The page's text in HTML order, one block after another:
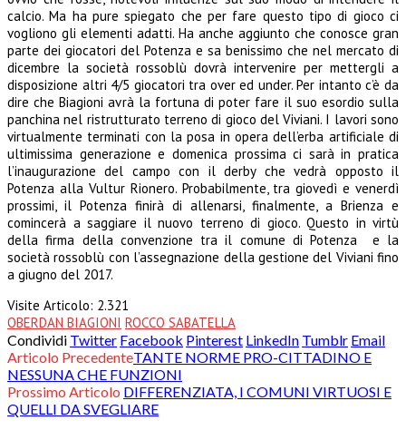
calcio. Ma ha pure spiegato che per fare questo tipo di gioco ci
vogliono gli elementi adatti. Ha anche aggiunto che conosce gran
parte dei giocatori del Potenza e sa benissimo che nel mercato di
dicembre la società rossoblù dovrà intervenire per mettergli a
disposizione altri 4/5 giocatori tra over ed under. Per intanto c’è da
dire che Biagioni avrà la fortuna di poter fare il suo esordio sulla
panchina nel ristrutturato terreno di gioco del Viviani. I lavori sono
virtualmente terminati con la posa in opera dell’erba artificiale di
ultimissima generazione e domenica prossima ci sarà in pratica
l’inaugurazione del campo con il derby che vedrà opposto il
Potenza alla Vultur Rionero. Probabilmente, tra giovedì e venerdì
prossimi, il Potenza finirà di allenarsi, finalmente, a Brienza e
comincerà a saggiare il nuovo terreno di gioco. Questo in virtù
della firma della convenzione tra il comune di Potenza e la
società rossoblù con l’assegnazione della gestione del Viviani fino
a giugno del 2017.
Visite Articolo: 2.321
OBERDAN BIAGIONI ROCCO SABATELLA
Condividi Twitter Facebook Pinterest LinkedIn Tumblr Email
Articolo PrecedenteTANTE NORME PRO-CITTADINO E
NESSUNA CHE FUNZIONI
Prossimo Articolo DIFFERENZIATA, I COMUNI VIRTUOSI E
QUELLI DA SVEGLIARE